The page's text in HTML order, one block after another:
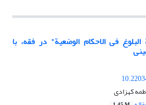
فی الاحکام الوضعیة" در فقه، با
کهزادی